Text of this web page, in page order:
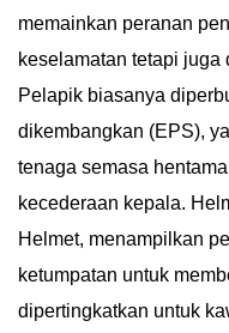
memainkan peranan
keselamatan tetapi
Pelapik biasanya
dikembangkan (EPS),
tenaga semasa
kecederaan kepala.
Helmet, menampilkan
ketumpatan untuk
dipertingkatkan untuk